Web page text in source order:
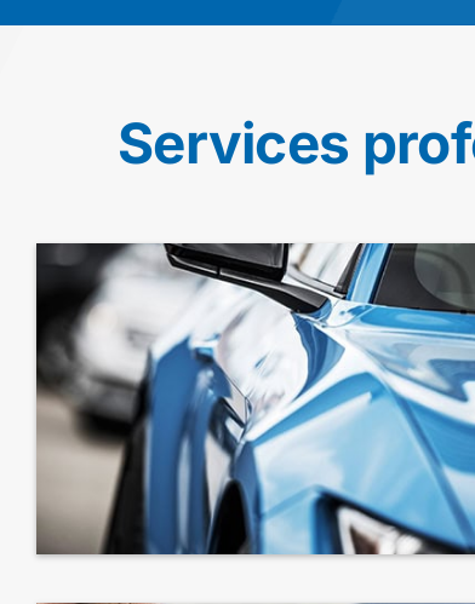
Services